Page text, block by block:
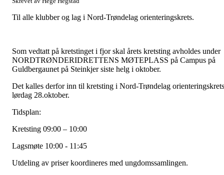
Til alle klubber og lag i Nord-Trøndelag orienteringskrets.
Som vedtatt på kretstinget i fjor skal årets kretsting avholdes under
NORDTRØNDERIDRETTENS MØTEPLASS på Campus på
Guldbergaunet på Steinkjer siste helg i oktober.
Det kalles derfor inn til kretsting i Nord-Trøndelag orienteringskrets
lørdag 28.oktober.
Tidsplan:
Kretsting 09:00 – 10:00
Lagsmøte 10:00 - 11:45
Utdeling av priser koordineres med ungdomssamlingen.